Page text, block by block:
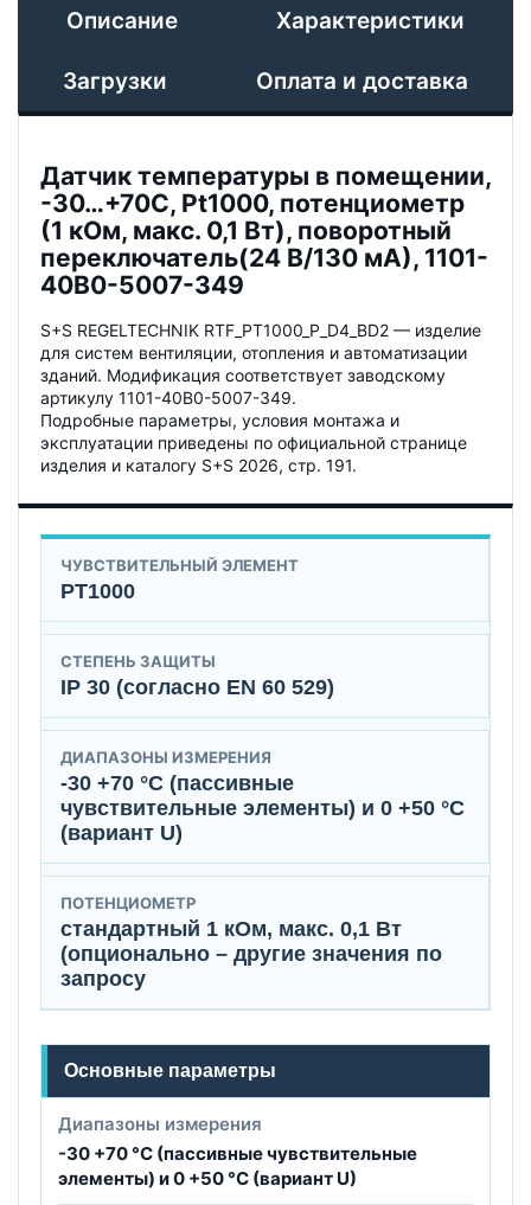
Описание Характеристики
Загрузки Оплата и доставка
Датчик температуры в помещении,
-30…+70C, Pt1000, потенциометр
(1 кОм, макс. 0,1 Вт), поворотный
переключатель(24 В/130 мА), 1101-
40B0-5007-349
S+S REGELTECHNIK RTF_PT1000_P_D4_BD2 — изделие
для систем вентиляции, отопления и автоматизации
зданий. Модификация соответствует заводскому
артикулу 1101-40B0-5007-349.
Подробные параметры, условия монтажа и
эксплуатации приведены по официальной странице
изделия и каталогу S+S 2026, стр. 191.
ЧУВСТВИТЕЛЬНЫЙ ЭЛЕМЕНТ
PT1000
СТЕПЕНЬ ЗАЩИТЫ
IP 30 (согласно EN 60 529)
ДИАПАЗОНЫ ИЗМЕРЕНИЯ
-30 +70 °C (пассивные
чувствительные элементы) и 0 +50 °C
(вариант U)
ПОТЕНЦИОМЕТР
стандартный 1 кОм, макс. 0,1 Вт
(опционально – другие значения по
запросу
Основные параметры
Диапазоны измерения
-30 +70 °C (пассивные чувствительные
элементы) и 0 +50 °C (вариант U)